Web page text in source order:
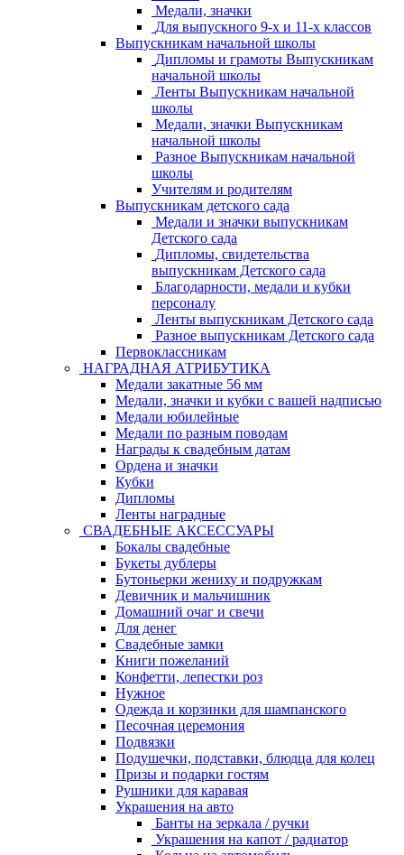
Медали, значки
Для выпускного 9-х и 11-х классов
Выпускникам начальной школы
Дипломы и грамоты Выпускникам
начальной школы
Ленты Выпускникам начальной
школы
Медали, значки Выпускникам
начальной школы
Разное Выпускникам начальной
школы
Учителям и родителям
Выпускникам детского сада
Медали и значки выпускникам
Детского сада
Дипломы, свидетельства
выпускникам Детского сада
Благодарности, медали и кубки
персоналу
Ленты выпускникам Детского сада
Разное выпускникам Детского сада
Первоклассникам
НАГРАДНАЯ АТРИБУТИКА
Медали закатные 56 мм
Медали, значки и кубки с вашей надписью
Медали юбилейные
Медали по разным поводам
Награды к свадебным датам
Ордена и значки
Кубки
Дипломы
Ленты наградные
СВАДЕБНЫЕ АКСЕССУАРЫ
Бокалы свадебные
Букеты дублеры
Бутоньерки жениху и подружкам
Девичник и мальчишник
Домашний очаг и свечи
Для денег
Свадебные замки
Книги пожеланий
Конфетти, лепестки роз
Нужное
Одежда и корзинки для шампанского
Песочная церемония
Подвязки
Подушечки, подставки, блюдца для колец
Призы и подарки гостям
Рушники для каравая
Украшения на авто
Банты на зеркала / ручки
Украшения на капот / радиатор